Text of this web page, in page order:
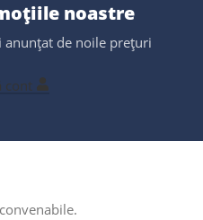
noastre
anunțat de noile prețuri
cont